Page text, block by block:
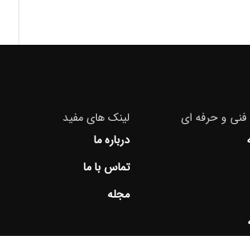
و حرفه ای
لینک های مفید
درباره ما
تماس با ما
مجله